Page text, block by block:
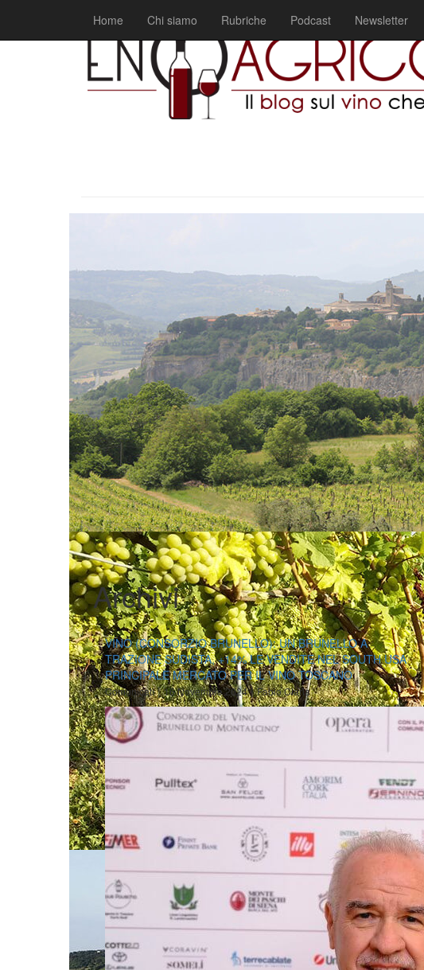
Home Chi siamo Rubriche Podcast Newsletter
Archivi
VINO (CONSORZIO BRUNELLO): UN BRUNELLO A
TRAZIONE SUDISTA, +14% LE VENDITE NEL SOUTH USA
PRINCIPALE MERCATO PER IL VINO TOSCANO
Comunicati|16 Novembre 2024|Fabio Ciarla